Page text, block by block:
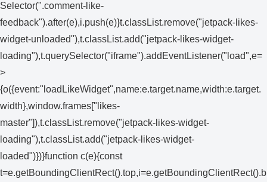
Selector(".comment-like-
feedback").after(e),i.push(e)}t.classList.remove("jetpack-likes-
widget-unloaded"),t.classList.add("jetpack-likes-widget-
loading"),t.querySelector("iframe").addEventListener("load",e=
>
{o({event:"loadLikeWidget",name:e.target.name,width:e.target.
width},window.frames["likes-
master"]),t.classList.remove("jetpack-likes-widget-
loading"),t.classList.add("jetpack-likes-widget-
loaded")})}function c(e){const
t=e.getBoundingClientRect().top,i=e.getBoundingClientRect().b